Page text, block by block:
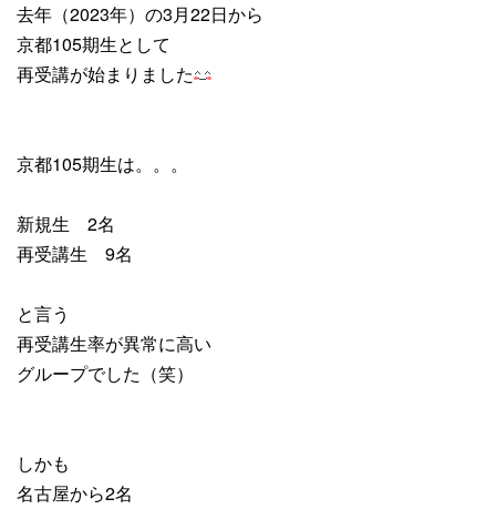
去年（2023年）の3月22日から
京都105期生として
再受講が始まりました
京都105期生は。。。
新規生 2名
再受講生 9名
と言う
再受講生率が異常に高い
グループでした（笑）
しかも
名古屋から2名